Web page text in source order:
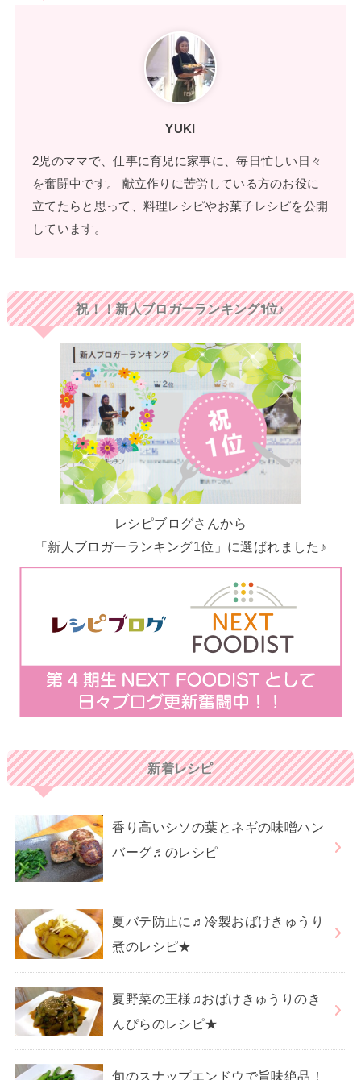
YUKI
2児のママで、仕事に育児に家事に、毎日忙しい日々
を奮闘中です。 献立作りに苦労している方のお役に
立てたらと思って、料理レシピやお菓子レシピを公開
しています。
祝！！新人ブロガーランキング1位♪
レシピブログさんから
「新人ブロガーランキング1位」に選ばれました♪
新着レシピ
香り高いシソの葉とネギの味噌ハン
バーグ♬のレシピ
夏バテ防止に♬冷製おばけきゅうり
煮のレシピ★
夏野菜の王様♫おばけきゅうりのき
んぴらのレシピ★
旬のスナップエンドウで旨味絶品！